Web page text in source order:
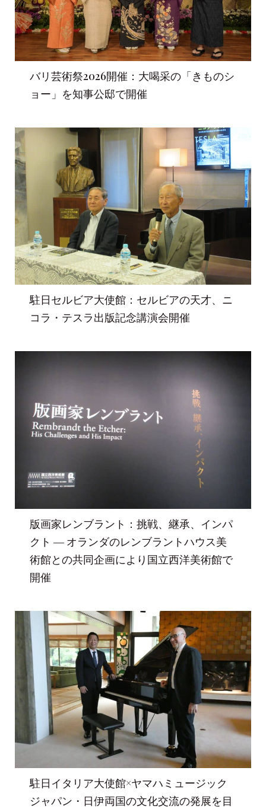
バリ芸術祭2026開催：大喝采の「きものシ
ョー」を知事公邸で開催
駐日セルビア大使館：セルビアの天才、ニ
コラ・テスラ出版記念講演会開催
版画家レンブラント：挑戦、継承、インパ
クト ― オランダのレンブラントハウス美
術館との共同企画により国立西洋美術館で
開催
駐日イタリア大使館×ヤマハミュージック
ジャパン・日伊両国の文化交流の発展を目